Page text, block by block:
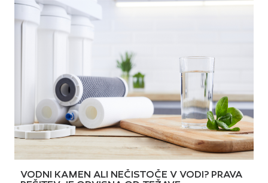
širine: < 18 mmPriporočen
razmak med pritrdili: 25-50
cmPriporočen premer vložka:
5 mmPremer svedra: 5 mm
VODNI KAMEN ALI NEČISTOČE V VODI? PRAVA